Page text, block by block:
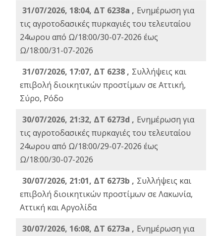
31/07/2026, 18:04, ΔΤ 6238a , Ενημέρωση για
τις αγροτοδασικές πυρκαγιές του τελευταίου
24ωρου από Ω/18:00/30-07-2026 έως
Ω/18:00/31-07-2026
31/07/2026, 17:07, ΔΤ 6238 , Συλλήψεις και
επιβολή διοικητικών προστίμων σε Αττική,
Σύρο, Ρόδο
30/07/2026, 21:32, ΔΤ 6273d , Ενημέρωση για
τις αγροτοδασικές πυρκαγιές του τελευταίου
24ωρου από Ω/18:00/29-07-2026 έως
Ω/18:00/30-07-2026
30/07/2026, 21:01, ΔΤ 6273b , Συλλήψεις και
επιβολή διοικητικών προστίμων σε Λακωνία,
Αττική και Αργολίδα
30/07/2026, 16:08, ΔΤ 6273a , Ενημέρωση για